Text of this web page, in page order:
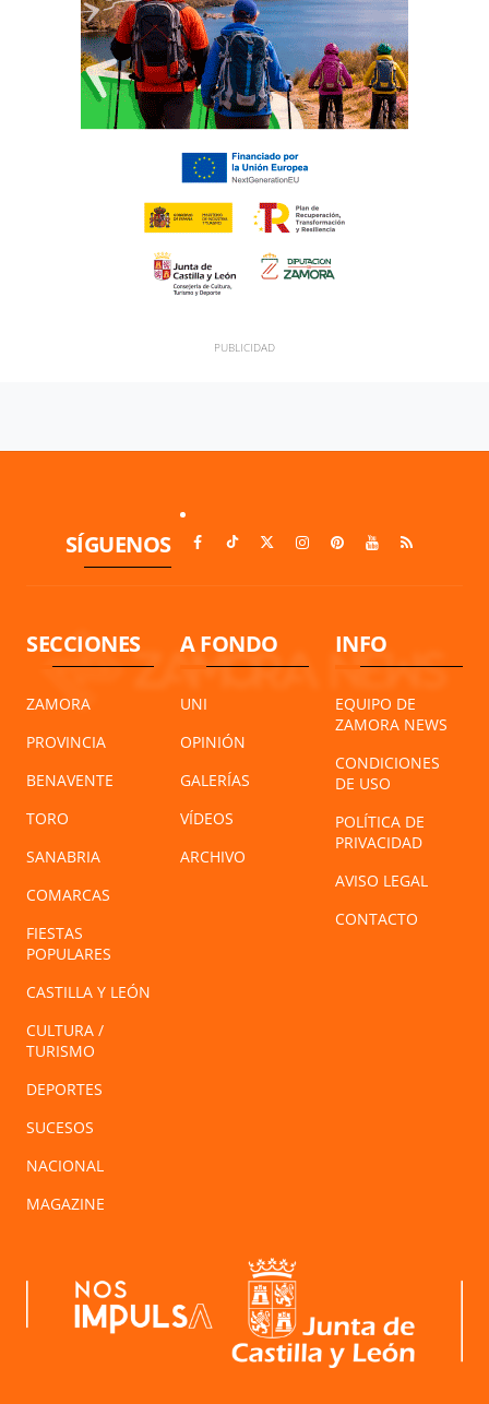
SÍGUENOS
SECCIONES
ZAMORA
PROVINCIA
BENAVENTE
TORO
SANABRIA
COMARCAS
FIESTAS
POPULARES
CASTILLA Y LEÓN
CULTURA /
TURISMO
DEPORTES
SUCESOS
NACIONAL
MAGAZINE
A FONDO
UNI
OPINIÓN
GALERÍAS
VÍDEOS
ARCHIVO
INFO
EQUIPO DE
ZAMORA NEWS
CONDICIONES
DE USO
POLÍTICA DE
PRIVACIDAD
AVISO LEGAL
CONTACTO